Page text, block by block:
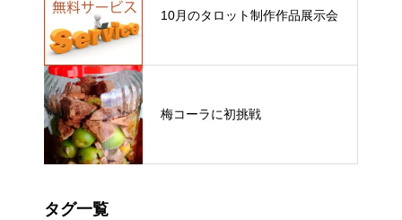
10月のタロット制作作品展示会
梅コーラに初挑戦
タグ一覧